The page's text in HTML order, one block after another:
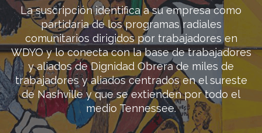
La suscripción identifica a su empresa como
partidaria de los programas radiales
comunitarios dirigidos por trabajadores en
WDYO y lo conecta con la base de trabajadores
y aliados de Dignidad Obrera de miles de
trabajadores y aliados centrados en el sureste
de Nashville y que se extienden por todo el
medio Tennessee.